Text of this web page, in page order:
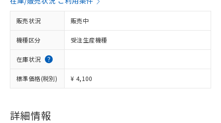
販売状況 販売中
機種区分 受注生産機種
在庫状況
標準価格(税別) ¥ 4,100
詳細情報